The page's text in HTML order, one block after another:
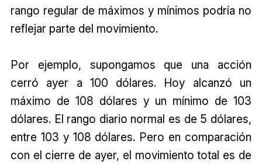
rango regular de máximos y mínimos podría no
reflejar parte del movimiento.
Por ejemplo, supongamos que una acción
cerró ayer a 100 dólares. Hoy alcanzó un
máximo de 108 dólares y un mínimo de 103
dólares. El rango diario normal es de 5 dólares,
entre 103 y 108 dólares. Pero en comparación
con el cierre de ayer, el movimiento total es de